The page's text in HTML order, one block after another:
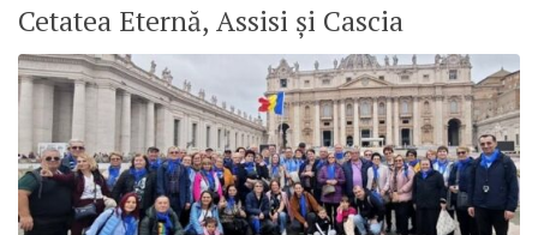
Cetatea Eternă, Assisi și Cascia